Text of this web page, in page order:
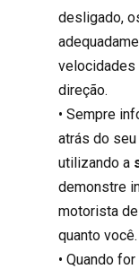
desligado,
velocidades
direção.
• Sempre
atrás do
utilizando a
demonstre
motorista
quanto você.
• Quando for